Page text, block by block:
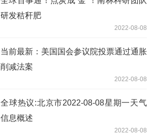
研发秸秆肥
2022-08-08
当前最新：美国国会参议院投票通过通胀
削减法案
2022-08-08
全球热议:北京市2022-08-08星期一天气
信息概述
2022-08-08